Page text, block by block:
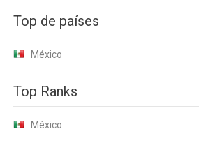
Top de países
México
Top Ranks
México